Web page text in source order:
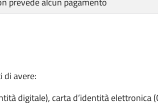
di avere:
digitale), carta d’identità elettronica